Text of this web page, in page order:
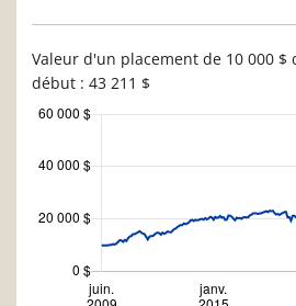
Valeur d'un placement de 10 000 $
début : 43 211 $